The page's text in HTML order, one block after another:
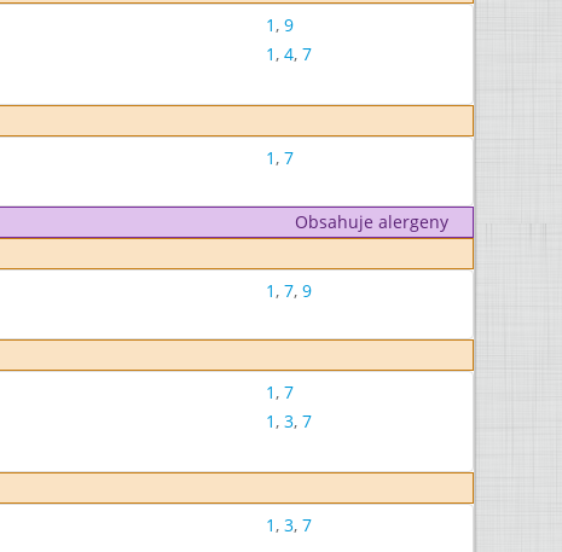
1, 9
1, 4, 7
1, 7
Obsahuje alergeny
1, 7, 9
1, 7
1, 3, 7
1, 3, 7